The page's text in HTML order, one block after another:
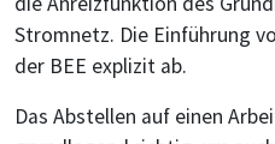
Stromnetz. Die Einführung
der BEE explizit ab.
Das Abstellen auf einen